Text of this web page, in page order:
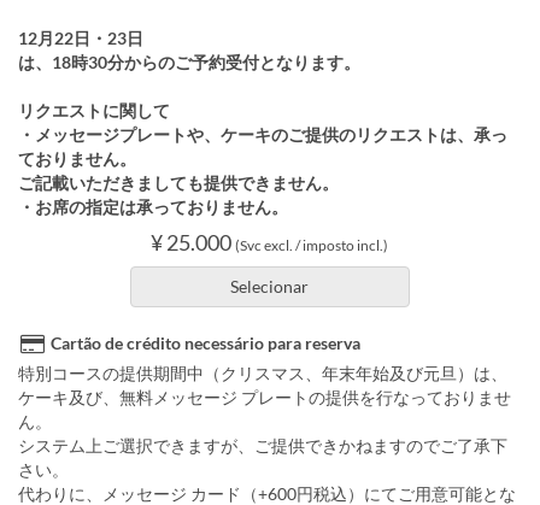
12月22日・23日
は、18時30分からのご予約受付となります。
リクエストに関して
・メッセージプレートや、ケーキのご提供のリクエストは、承っ
ておりません。
ご記載いただきましても提供できません。
・お席の指定は承っておりません。
¥ 25.000 (Svc excl. / imposto incl.)
Selecionar
Cartão de crédito necessário para reserva
特別コースの提供期間中（クリスマス、年末年始及び元旦）は、
ケーキ及び、無料メッセージ プレートの提供を行なっておりませ
ん。
システム上ご選択できますが、ご提供できかねますのでご了承下
さい。
代わりに、メッセージ カード（+600円税込）にてご用意可能とな